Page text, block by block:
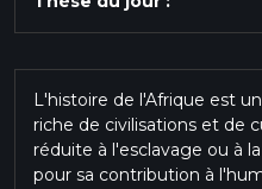
L'histoire de l'Afrique est
riche de civilisations et de
réduite à l'esclavage ou à
pour sa contribution à